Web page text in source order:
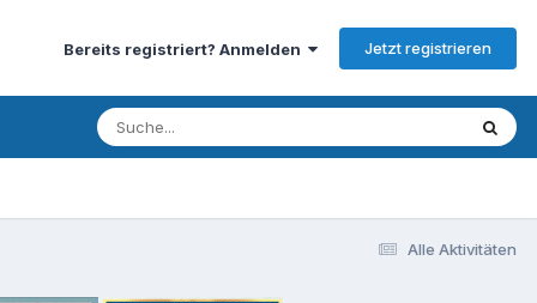
Bereits registriert? Anmelden Jetzt registrieren
Alle Aktivitäten